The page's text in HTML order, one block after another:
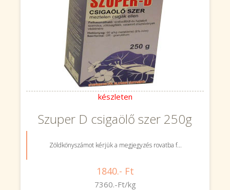
készleten
Szuper D csigaölő szer 250g
Zöldkönyszámot kérjük a megjegyzés rovatba f...
1840.- Ft
7360.-Ft/kg